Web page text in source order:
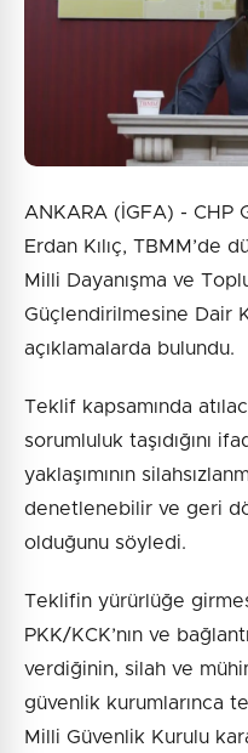
ANKARA (İGFA) - CHP
Erdan Kılıç, TBMM’de
Milli Dayanışma ve
Güçlendirilmesine Dair
açıklamalarda bulundu.
Teklif kapsamında
sorumluluk taşıdığını
yaklaşımının
denetlenebilir ve geri
olduğunu söyledi.
Teklifin yürürlüğe
PKK/KCK’nın ve
verdiğinin, silah ve
güvenlik kurumlarınca
Milli Güvenlik Kurulu